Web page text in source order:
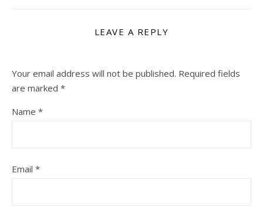
LEAVE A REPLY
Your email address will not be published. Required fields
are marked *
Name *
Email *